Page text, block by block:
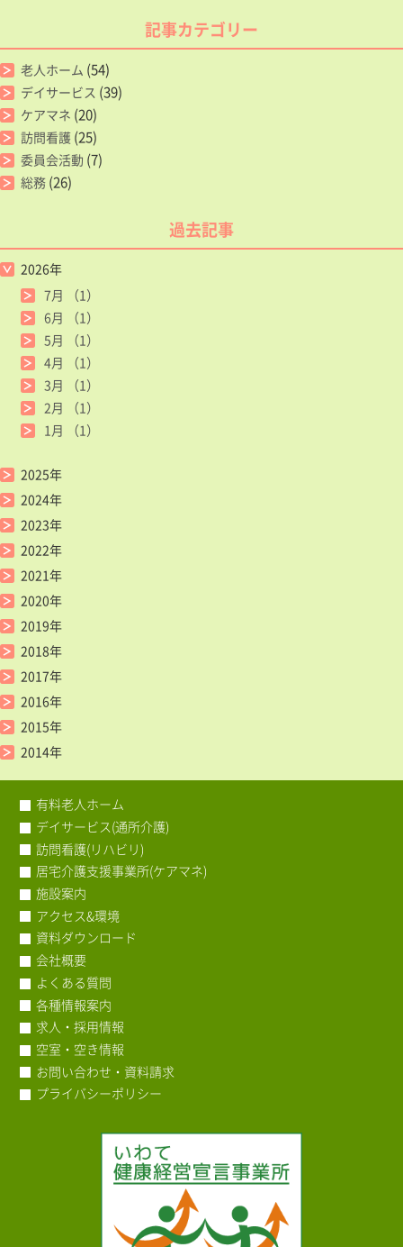
記事カテゴリー
老人ホーム (54)
デイサービス (39)
ケアマネ (20)
訪問看護 (25)
委員会活動 (7)
総務 (26)
過去記事
2026年
7月
（1）
6月
（1）
5月
（1）
4月
（1）
3月
（1）
2月
（1）
1月
（1）
2025年
2024年
2023年
2022年
2021年
2020年
2019年
2018年
2017年
2016年
2015年
2014年
有料老人ホーム
デイサービス(通所介護)
訪問看護(リハビリ)
居宅介護支援事業所(ケアマネ)
施設案内
アクセス&環境
資料ダウンロード
会社概要
よくある質問
各種情報案内
求人・採用情報
空室・空き情報
お問い合わせ・資料請求
プライバシーポリシー